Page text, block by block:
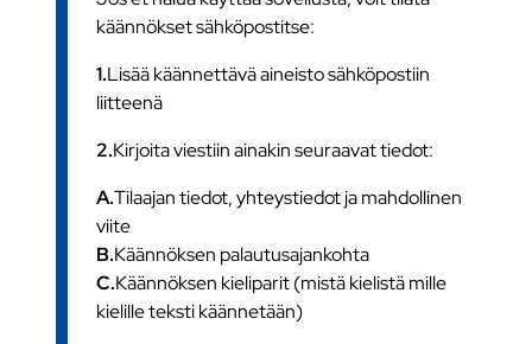
käännökset sähköpostitse:
1.Lisää käännettävä aineisto sähköpostiin
liitteenä
2.Kirjoita viestiin ainakin seuraavat tiedot:
A.Tilaajan tiedot, yhteystiedot ja mahdollinen
viite
B.Käännöksen palautusajankohta
C.Käännöksen kieliparit (mistä kielistä mille
kielille teksti käännetään)